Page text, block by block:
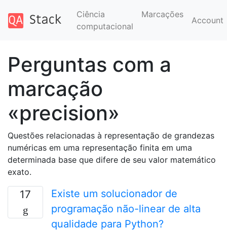
Ciência
computacional
Marcações
Account
Perguntas com a
marcação
«precision»
Questões relacionadas à representação de grandezas
numéricas em uma representação finita em uma
determinada base que difere de seu valor matemático
exato.
17
Existe um solucionador de
programação não-linear de alta
qualidade para Python?